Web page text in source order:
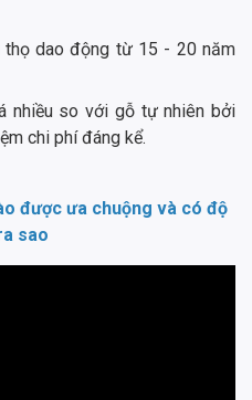
thọ dao động từ 15 - 20 năm
nhiều so với gỗ tự nhiên bởi
chi phí đáng kể.
được ưa chuộng và có độ
sao